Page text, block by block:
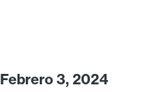
Febrero 3, 2024